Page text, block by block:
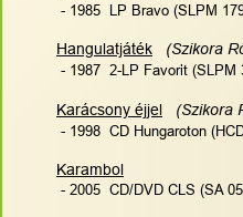
- 1985  LP Bravo (SLPM
Hangulatjáték
(Szikora
- 1987  2-LP Favorit (SLPM
Karácsony éjjel
(Szikora
- 1998  CD Hungaroton
Karambol
- 2005  CD/DVD CLS (SA